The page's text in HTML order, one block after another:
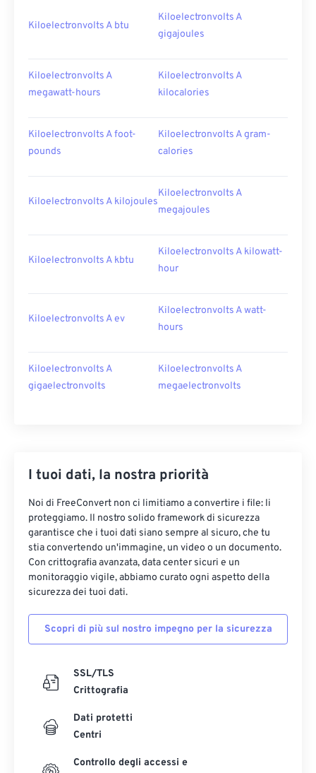
Kiloelectronvolts A btu
Kiloelectronvolts A
gigajoules
Kiloelectronvolts A
megawatt-hours
Kiloelectronvolts A
kilocalories
Kiloelectronvolts A foot-
pounds
Kiloelectronvolts A gram-
calories
Kiloelectronvolts A kilojoules
Kiloelectronvolts A
megajoules
Kiloelectronvolts A kbtu
Kiloelectronvolts A kilowatt-
hour
Kiloelectronvolts A ev
Kiloelectronvolts A watt-
hours
Kiloelectronvolts A
gigaelectronvolts
Kiloelectronvolts A
megaelectronvolts
I tuoi dati, la nostra priorità
Noi di FreeConvert non ci limitiamo a convertire i file: li
proteggiamo. Il nostro solido framework di sicurezza
garantisce che i tuoi dati siano sempre al sicuro, che tu
stia convertendo un'immagine, un video o un documento.
Con crittografia avanzata, data center sicuri e un
monitoraggio vigile, abbiamo curato ogni aspetto della
sicurezza dei tuoi dati.
Scopri di più sul nostro impegno per la sicurezza
SSL/TLS
Crittografia
Dati protetti
Centri
Controllo degli accessi e